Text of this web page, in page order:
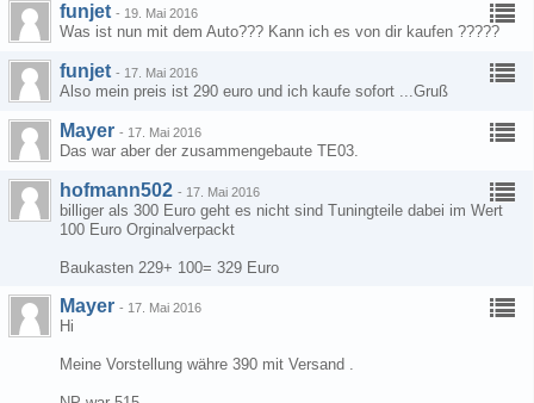
funjet - 19. Mai 2016
Was ist nun mit dem Auto??? Kann ich es von dir kaufen ?????
funjet - 17. Mai 2016
Also mein preis ist 290 euro und ich kaufe sofort ...Gruß
Mayer - 17. Mai 2016
Das war aber der zusammengebaute TE03.
hofmann502 - 17. Mai 2016
billiger als 300 Euro geht es nicht sind Tuningteile dabei im Wert
100 Euro Orginalverpackt
Baukasten 229+ 100= 329 Euro
Mayer - 17. Mai 2016
Hi
Meine Vorstellung währe 390 mit Versand .